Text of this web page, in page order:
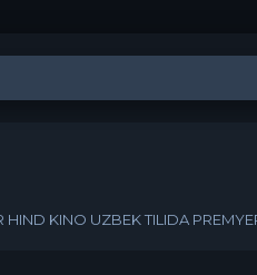
KINO UZBEK TILIDA PREMYERA